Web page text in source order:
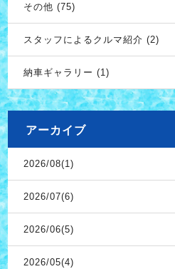
その他 (75)
スタッフによるクルマ紹介 (2)
納車ギャラリー (1)
アーカイブ
2026/08(1)
2026/07(6)
2026/06(5)
2026/05(4)